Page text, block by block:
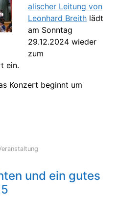
alischer Leitung von
Leonhard Breith lädt
am Sonntag
29.12.2024 wieder
zum
ein.
Konzert beginnt um
und ein gutes